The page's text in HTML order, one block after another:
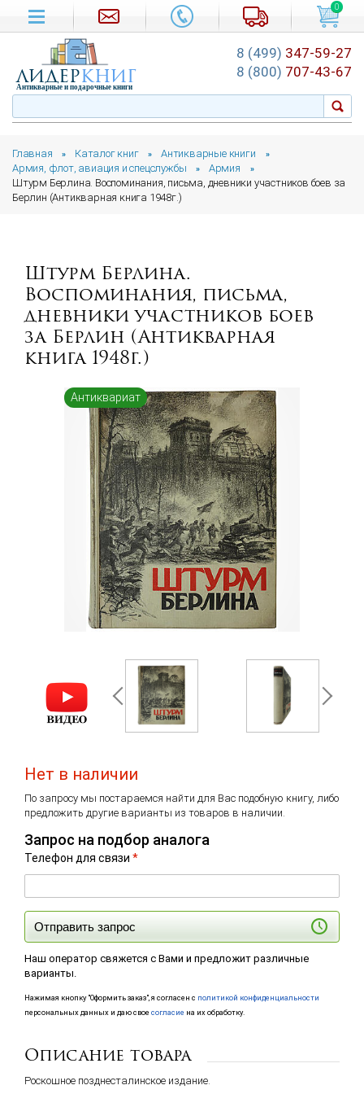
Главная » Каталог книг » Антикварные книги »
Армия, флот, авиация и спецслужбы » Армия »
Штурм Берлина. Воспоминания, письма, дневники участников боев за
Берлин (Антикварная книга 1948г.)
Штурм Берлина.
Воспоминания, письма,
дневники участников боев
за Берлин (Антикварная
книга 1948г.)
Антиквариат
Нет в наличии
По запросу мы постараемся найти для Вас подобную книгу, либо
предложить другие варианты из товаров в наличии.
Запрос на подбор аналога
Телефон для связи *
Отправить запрос
Наш оператор свяжется с Вами и предложит различные
варианты.
Нажимая кнопку "Оформить заказ", я согласен с политикой конфиденциальности
персональных данных и даю свое согласие на их обработку.
Описание товара
Роскошное позднесталинское издание.
0
лидеркниг
Антикварные и подарочные книги
8 (499) 347-59-27
8 (800) 707-43-67